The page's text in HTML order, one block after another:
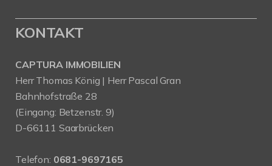
KONTAKT
CAPTURA IMMOBILIEN
Herr Thomas König | Herr Pascal Gran
Bahnhofstraße 28
(Eingang: Betzenstr. 9)
D-66111 Saarbrücken
Telefon: 0681-9697165